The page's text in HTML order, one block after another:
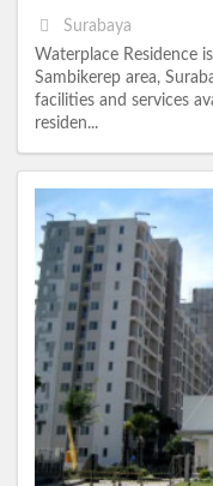
Surabaya
Waterplace Residence
Sambikerep area,
facilities and services
residen...